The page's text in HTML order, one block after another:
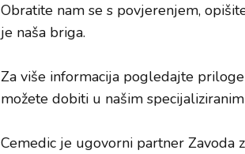
Obratite nam se s povjerenjem,
je naša briga.
Za više informacija pogledajte
možete dobiti u našim
Cemedic je ugovorni partner Zavoda